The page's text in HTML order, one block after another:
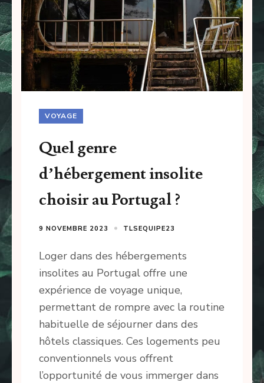
VOYAGE
Quel genre
d’hébergement insolite
choisir au Portugal ?
9 NOVEMBRE 2023 TLSEQUIPE23
Loger dans des hébergements
insolites au Portugal offre une
expérience de voyage unique,
permettant de rompre avec la routine
habituelle de séjourner dans des
hôtels classiques. Ces logements peu
conventionnels vous offrent
l’opportunité de vous immerger dans